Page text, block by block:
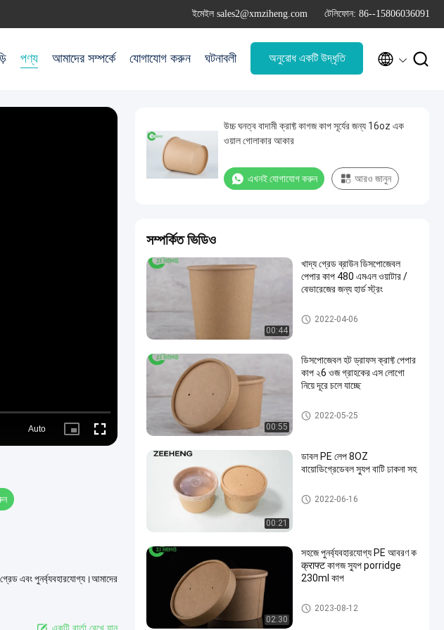
ইমেইল sales2@xmziheng.com টেলিফোন: 86--15806036091
পণ্য আমাদের সম্পর্কে যোগাযোগ করুন ঘটনাবলী অনুরোধ একটি উদ্ধৃতি  
Auto
Picture- Fullscreen
এবং পুনর্ব্যবহারযোগ্য।আমাদের
একটি বার্তা রেখে যান
উচ্চ ঘনত্ব বাদামী ক্রাফ্ট কাগজ কাপ সূর্যের জন্য 16oz এক
ওয়াল গোলাকার আকার
এখনই যোগাযোগ করুন আরও জানুন
সম্পর্কিত ভিডিও
00:44
খাদ্য গ্রেড ব্রাউন ডিসপোজেবল
পেপার কাপ 480 এমএল ওয়াটার /
বেভারেজের জন্য হার্ড স্ট্রং
ক্রাফট স্যুপ কাপ
2022-04-06
00:55
ডিসপোজেবল হট ড্রাফস ক্রাফ্ট পেপার
কাপ ২6 ওজ গ্রাহকের এস লোগো
নিয়ে দূরে চলে যাচ্ছে
ক্রাফট স্যুপ কাপ
2022-05-25
00:21
ডাবল PE লেপ 8OZ
বায়োডিগ্রেডেবল স্যুপ বাটি ঢাকনা সহ
ক্রাফট স্যুপ কাপ
2022-06-16
02:30
সহজে পুনর্ব্যবহারযোগ্য PE আবরণ ক
क्राफ्ट কাগজ স্যুপ porridge
230ml কাপ
ক্রাফট স্যুপ কাপ
2023-08-12